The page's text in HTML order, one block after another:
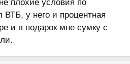
плохие условия по
ВТБ, у него и процентная
и в подарок мне сумку с